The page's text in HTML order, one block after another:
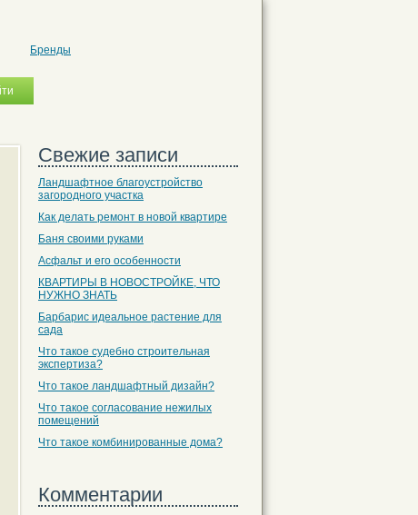
Бренды
Свежие записи
Ландшафтное благоустройство
загородного участка
Как делать ремонт в новой квартире
Баня своими руками
Асфальт и его особенности
КВАРТИРЫ В НОВОСТРОЙКЕ, ЧТО
НУЖНО ЗНАТЬ
Барбарис идеальное растение для
сада
Что такое судебно строительная
экспертиза?
Что такое ландшафтный дизайн?
Что такое согласование нежилых
помещений
Что такое комбинированные дома?
Комментарии